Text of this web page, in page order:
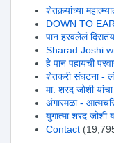
शेतकर्‍यांच्या
DOWN TO
पान हरवलेलं
Sharad Joshi
हे पान पहायची
शेतकरी संघटना -
मा. शरद जोशी
अंगारमळा -
युगात्मा शरद जोशी
Contact